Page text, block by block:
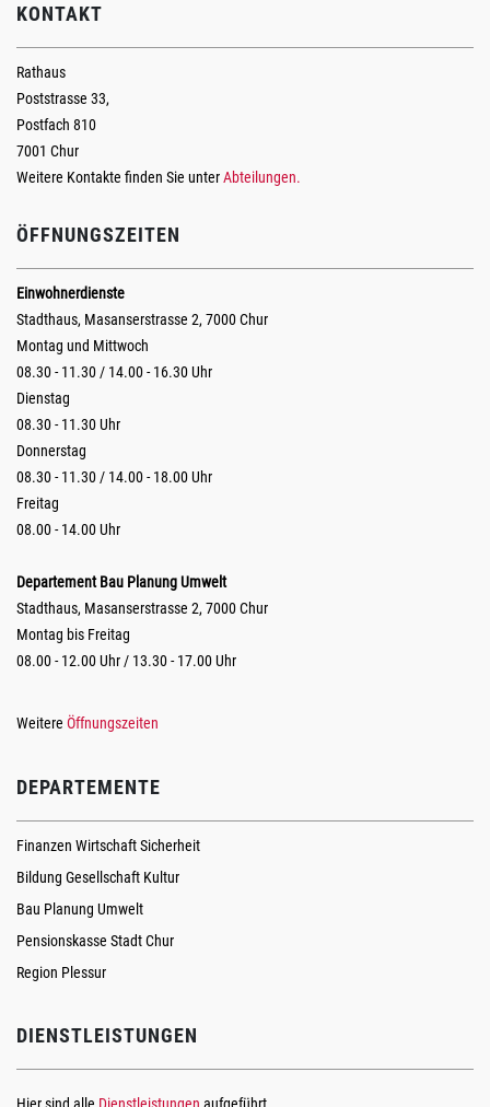
KONTAKT
Rathaus
Poststrasse 33,
Postfach 810
7001 Chur
Weitere Kontakte finden Sie unterAbteilungen.
ÖFFNUNGSZEITEN
Einwohnerdienste
Stadthaus, Masanserstrasse 2, 7000 Chur
Montag und Mittwoch
08.30 - 11.30 / 14.00 - 16.30 Uhr
Dienstag
08.30 - 11.30 Uhr
Donnerstag
08.30 - 11.30 / 14.00 - 18.00 Uhr
Freitag
08.00 - 14.00 Uhr
Departement Bau Planung Umwelt
Stadthaus, Masanserstrasse 2, 7000 Chur
Montag bis Freitag
08.00 - 12.00 Uhr / 13.30 - 17.00 Uhr
Weitere Öffnungszeiten
DEPARTEMENTE
Finanzen Wirtschaft Sicherheit
Bildung Gesellschaft Kultur
Bau Planung Umwelt
Pensionskasse Stadt Chur
Region Plessur
DIENSTLEISTUNGEN
Hier sind alle Dienstleistungen aufgeführt.